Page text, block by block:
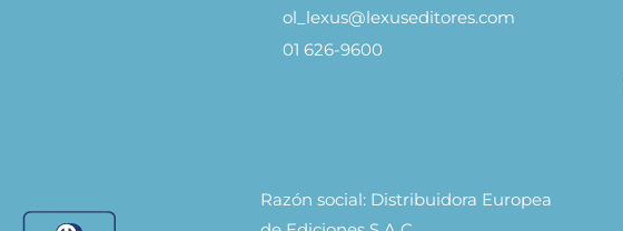
ol_lexus@lexuseditores.com
01 626-9600
Razón social: Distribuidora Europea